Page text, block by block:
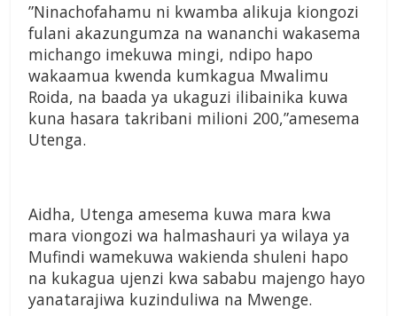
”Ninachofahamu ni kwamba alikuja kiongozi
fulani akazungumza na wananchi wakasema
michango imekuwa mingi, ndipo hapo
wakaamua kwenda kumkagua Mwalimu
Roida, na baada ya ukaguzi ilibainika kuwa
kuna hasara takribani milioni 200,”amesema
Utenga.
Aidha, Utenga amesema kuwa mara kwa
mara viongozi wa halmashauri ya wilaya ya
Mufindi wamekuwa wakienda shuleni hapo
na kukagua ujenzi kwa sababu majengo hayo
yanatarajiwa kuzinduliwa na Mwenge.